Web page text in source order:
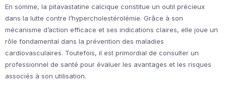
En somme, la pitavastatine calcique constitue un outil précieux
dans la lutte contre l’hypercholestérolémie. Grâce à son
mécanisme d’action efficace et ses indications claires, elle joue un
rôle fondamental dans la prévention des maladies
cardiovasculaires. Toutefois, il est primordial de consulter un
professionnel de santé pour évaluer les avantages et les risques
associés à son utilisation.